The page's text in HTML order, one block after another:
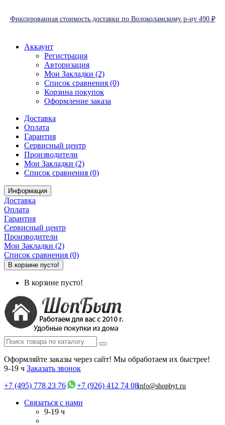
Фиксированная стоимость доставки по Волоколамскому р-ну 490 ₽
Аккаунт
Регистрация
Авторизация
Мои Закладки (2)
Список сравнения (0)
Корзина покупок
Оформление заказа
Доставка
Оплата
Гарантия
Сервисный центр
Производители
Мои Закладки (2)
Список сравнения (0)
Информация
Доставка
Оплата
Гарантия
Сервисный центр
Производители
Мои Закладки (2)
Список сравнения (0)
В корзине пусто!
В корзине пусто!
Оформляйте заказы через сайт! Мы обработаем их быстрее!
9-19 ч Заказать звонок
+7 (495) 778 23 76
+7 (926) 412 74 08info@shopbyt.ru
Связаться с нами
9-19 ч